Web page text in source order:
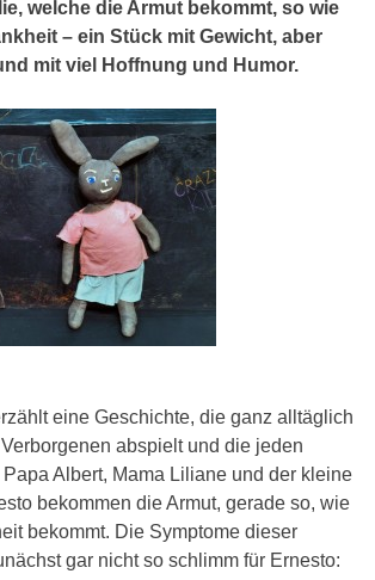
welche die Armut bekommt, so wie
– ein Stück mit Gewicht, aber
mit viel Hoffnung und Humor.
eine Geschichte, die ganz alltäglich
abspielt und die jeden
Papa Albert, Mama Liliane und der kleine
bekommen die Armut, gerade so, wie
bekommt. Die Symptome dieser
gar nicht so schlimm für Ernesto: